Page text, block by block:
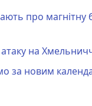
про магнітну
на
за новим